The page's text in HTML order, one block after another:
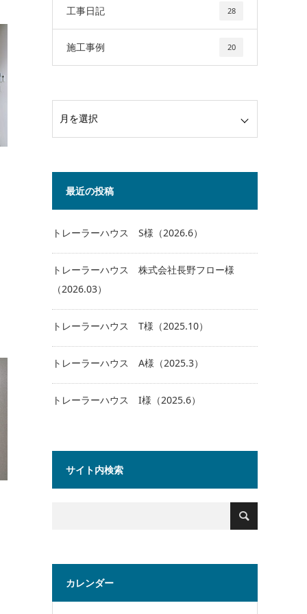
工事日記 28
施工事例 20
最近の投稿
トレーラーハウス S様（2026.6）
トレーラーハウス 株式会社長野フロー様
（2026.03）
トレーラーハウス T様（2025.10）
トレーラーハウス A様（2025.3）
トレーラーハウス I様（2025.6）
サイト内検索
カレンダー